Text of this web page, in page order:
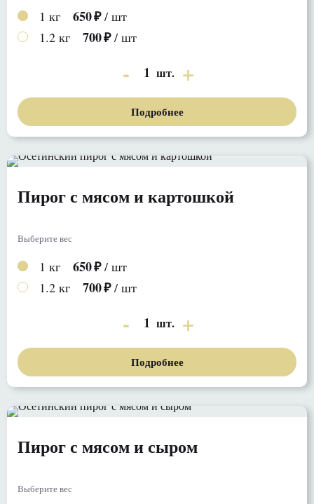
1 кг 650 / шт
1.2 кг
700 / шт
1 шт.
Подробнее
Пирог с мясом и картошкой
Выберите вес
1 кг 650 / шт
1.2 кг
700 / шт
1 шт.
Подробнее
Пирог с мясом и сыром
Выберите вес